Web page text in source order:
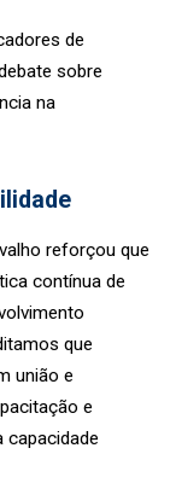
de
sobre
na
reforçou que
contínua de
que
união e
e
capacidade